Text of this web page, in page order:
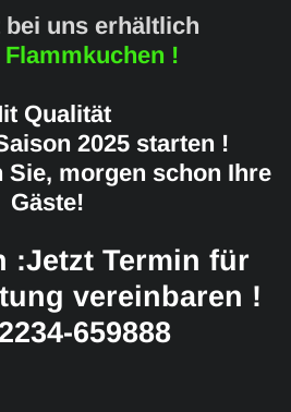
uns erhältlich
Flammkuchen !
Qualität
2025 starten !
Sie, morgen schon Ihre
Gäste!
:Jetzt Termin für
vereinbaren !
659888